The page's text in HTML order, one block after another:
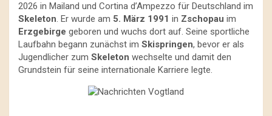
2026 in Mailand und Cortina d’Ampezzo für Deutschland im
Skeleton. Er wurde am 5. März 1991 in Zschopau im
Erzgebirge geboren und wuchs dort auf. Seine sportliche
Laufbahn begann zunächst im Skispringen, bevor er als
Jugendlicher zum Skeleton wechselte und damit den
Grundstein für seine internationale Karriere legte.